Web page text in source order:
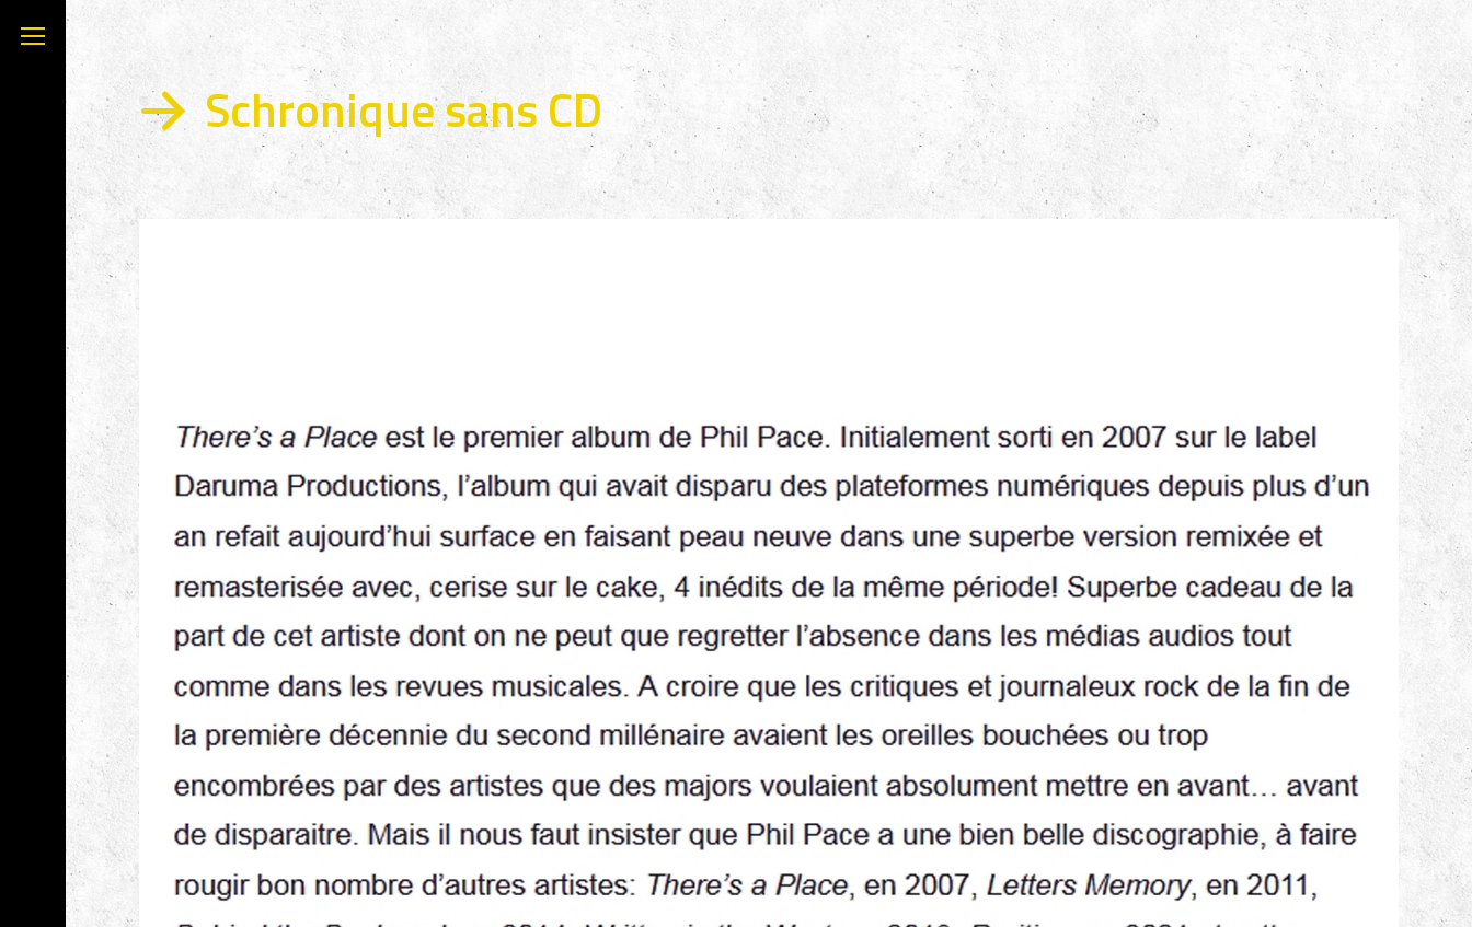
Schronique sans CD